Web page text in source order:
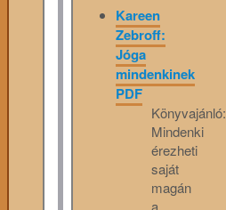
Kareen
Zebroff:
Jóga
mindenkinek
PDF
Könyvajánló:
Mindenki
érezheti
saját
magán
a